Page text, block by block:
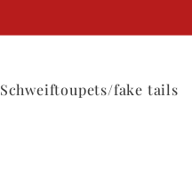
Schweiftoupets/fake tails